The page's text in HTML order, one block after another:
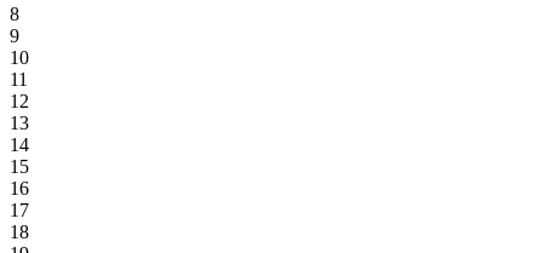
8
9
10
11
12
13
14
15
16
17
18